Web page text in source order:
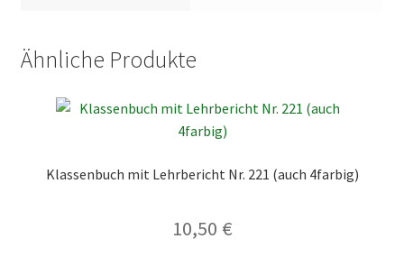
Ähnliche Produkte
Klassenbuch mit Lehrbericht Nr. 221 (auch 4farbig)
10,50 €